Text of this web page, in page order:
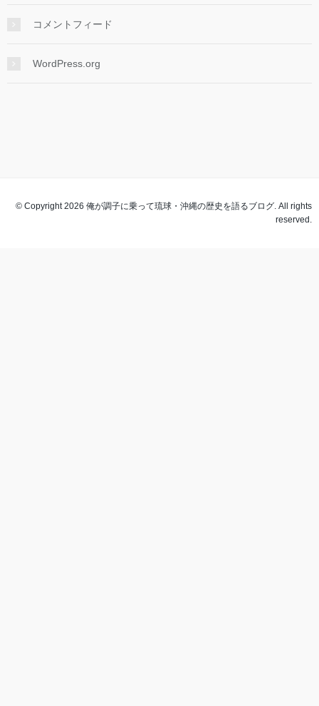
コメントフィード
WordPress.org
© Copyright 2026 俺が調子に乗って琉球・沖縄の歴史を語るブログ. All rights
reserved.